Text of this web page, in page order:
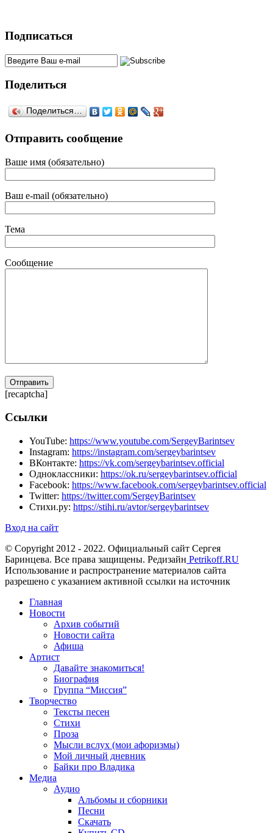
Подписаться
Поделиться
Поделиться…
Отправить сообщение
Ваше имя (обязательно)
Ваш e-mail (обязательно)
Тема
Сообщение
[recaptcha]
Ссылки
YouTube: https://www.youtube.com/SergeyBarintsev
Instagram: https://instagram.com/sergeybarintsev
ВКонтакте: https://vk.com/sergeybarintsev.official
Одноклассники: https://ok.ru/sergeybarintsev.official
Facebook: https://www.facebook.com/sergeybarintsev.official
Twitter: https://twitter.com/SergeyBarintsev
Стихи.ру: https://stihi.ru/avtor/sergeybarintsev
Вход на сайт
© Copyright 2012 - 2022. Официальный сайт Сергея
Баринцева. Все права защищены. Редизайн Petrikoff.RU
Использование и распространение материалов сайта
разрешено с указанием активной ссылки на источник
Главная
Новости
Архив событий
Новости сайта
Афиша
Артист
Давайте знакомиться!
Биография
Группа “Миссия”
Творчество
Тексты песен
Стихи
Проза
Мысли вслух (мои афоризмы)
Мой личный дневник
Байки про Владика
Медиа
Аудио
Альбомы и сборники
Песни
Скачать